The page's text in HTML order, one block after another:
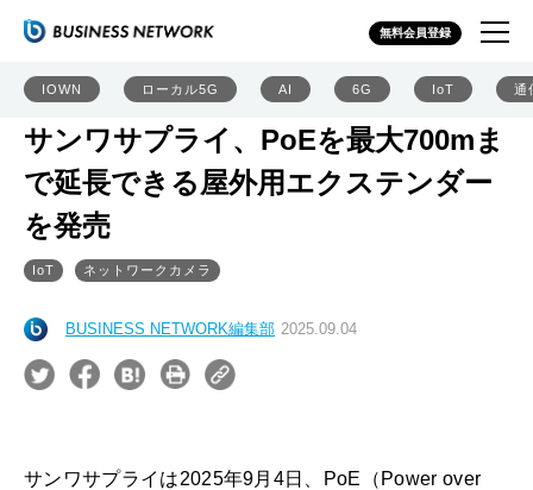
無料会員登録
IOWN ローカル5G AI 6G IoT 通
サンワサプライ、PoEを最大700mま
で延長できる屋外用エクステンダー
を発売
IoT ネットワークカメラ
BUSINESS NETWORK編集部 2025.09.04
サンワサプライは2025年9月4日、PoE（Power over